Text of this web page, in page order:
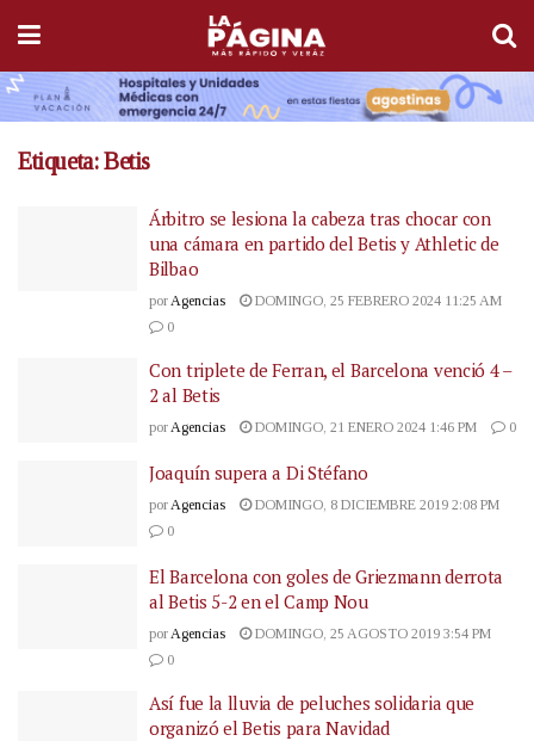
Etiqueta:Betis
Árbitro se lesiona la cabeza tras chocar con
una cámara en partido del Betis y Athletic de
Bilbao
por Agencias
DOMINGO, 25 FEBRERO 2024 11:25 AM
0
Con triplete de Ferran, el Barcelona venció 4 –
2 al Betis
por Agencias DOMINGO, 21 ENERO 2024 1:46 PM 0
Joaquín supera a Di Stéfano
porAgencias
DOMINGO, 8 DICIEMBRE 2019 2:08 PM
0
El Barcelona con goles de Griezmann derrota
al Betis 5-2 en el Camp Nou
por Agencias
DOMINGO, 25 AGOSTO 2019 3:54 PM
0
Así fue la lluvia de peluches solidaria que
organizó el Betis para Navidad